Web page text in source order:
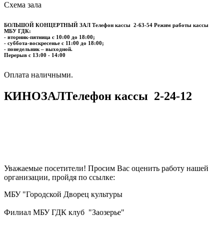
Схема зала
БОЛЬШОЙ КОНЦЕРТНЫЙ ЗАЛ Телефон кассы 2-63-54 Режим работы кассы
МБУ ГДК:
- вторник-пятница с 10:00 до 18:00;
- суббота-воскресенье с 11:00 до 18:00;
- понедельник – выходной.
Перерыв с 13:00 - 14:00
​​​​​​​Оплата наличными.
КИНОЗАЛТелефон кассы 2-24-12
Уважаемые посетители! Просим Вас оценить работу нашей
организации, пройдя по ссылке:
МБУ "Городской Дворец культуры
Филиал МБУ ГДК клуб "Заозерье"